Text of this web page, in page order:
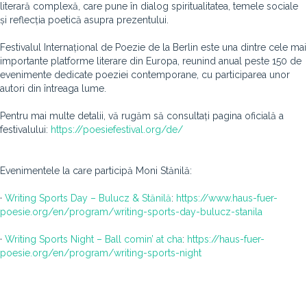
literară complexă, care pune în dialog spiritualitatea, temele sociale
și reflecția poetică asupra prezentului.
Festivalul Internațional de Poezie de la Berlin este una dintre cele mai
importante platforme literare din Europa, reunind anual peste 150 de
evenimente dedicate poeziei contemporane, cu participarea unor
autori din întreaga lume.
Pentru mai multe detalii, vă rugăm să consultați pagina oficială a
festivalului: https://poesiefestival.org/de/
Evenimentele la care participă Moni Stănilă:
· Writing Sports Day – Bulucz & Stănilă: https://www.haus-fuer-
poesie.org/en/program/writing-sports-day-bulucz-stanila
· Writing Sports Night – Ball comin’ at cha: https://haus-fuer-
poesie.org/en/program/writing-sports-night